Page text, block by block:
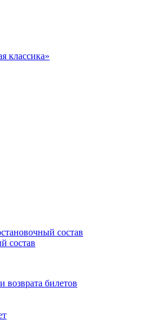
классика»
состав
состав
возврата билетов